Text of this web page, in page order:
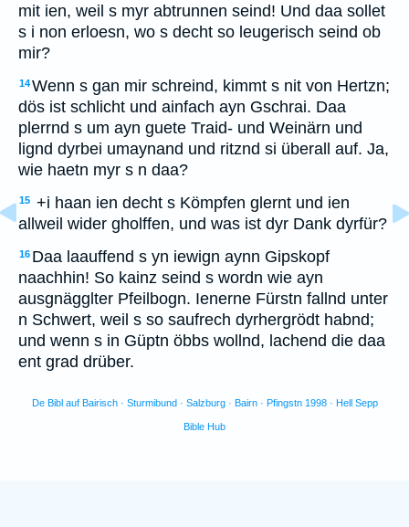
mit ien, weil s myr abtrunnen seind! Und daa sollet
s i non erloesn, wo s decht so leugerisch seind ob
mir?
14Wenn s gan mir schreind, kimmt s nit von Hertzn;
dös ist schlicht und ainfach ayn Gschrai. Daa
plerrnd s um ayn guete Traid- und Weinärn und
lignd dyrbei umaynand und ritznd si überall auf. Ja,
wie haetn myr s n daa?
15 +i haan ien decht s Kömpfen glernt und ien
allweil wider gholffen, und was ist dyr Dank dyrfür?
16 Daa laauffend s yn iewign aynn Gipskopf
naachhin! So kainz seind s wordn wie ayn
ausgnägglter Pfeilbogn. Ienerne Fürstn fallnd unter
n Schwert, weil s so saufrech dyrhergrödt habnd;
und wenn s in Güptn öbbs wollnd, lachend die daa
ent grad drüber.
De Bibl auf Bairisch · Sturmibund · Salzburg · Bairn · Pfingstn 1998 · Hell Sepp
Bible Hub